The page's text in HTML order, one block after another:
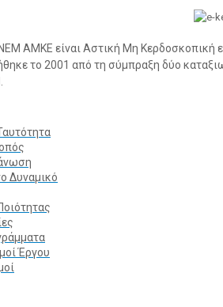
ΑΜΚΕ είναι Αστική Μη Κερδοσκοπική
το 2001 από τη σύμπραξη δύο
Δυναμικό
Έργου